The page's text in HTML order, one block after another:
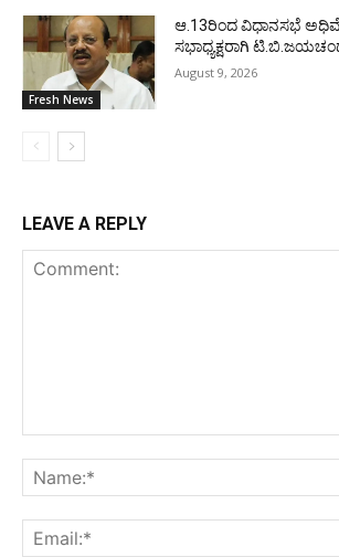
Fresh News
ಆ.13ರಿಂದ ವಿಧಾನಸಭೆ
ಸಭಾಧ್ಯಕ್ಷರಾಗಿ
August 9, 2026
LEAVE A REPLY